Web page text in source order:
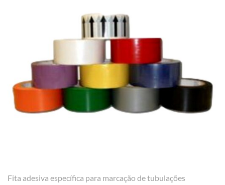
Fita adesiva específica para marcação de tubulações